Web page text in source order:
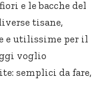
e le bacche del
tisane,
e utilissime per il
voglio
semplici da fare,